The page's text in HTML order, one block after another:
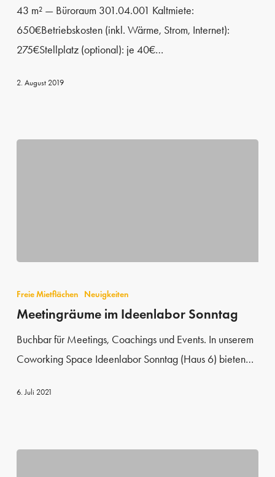
43 m² — Büroraum 301.04.001 Kaltmiete:
650€Betriebskosten (inkl. Wärme, Strom, Internet):
275€Stellplatz (optional): je 40€…
2. August 2019
im
Ideenlabor
Freie Mietflächen Neuigkeiten
Meetingräume im Ideenlabor Sonntag
Buchbar für Meetings, Coachings und Events. In unserem
Coworking Space Ideenlabor Sonntag (Haus 6) bieten…
6. Juli 2021